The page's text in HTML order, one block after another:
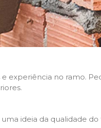
no ramo.
ideia da qualidade